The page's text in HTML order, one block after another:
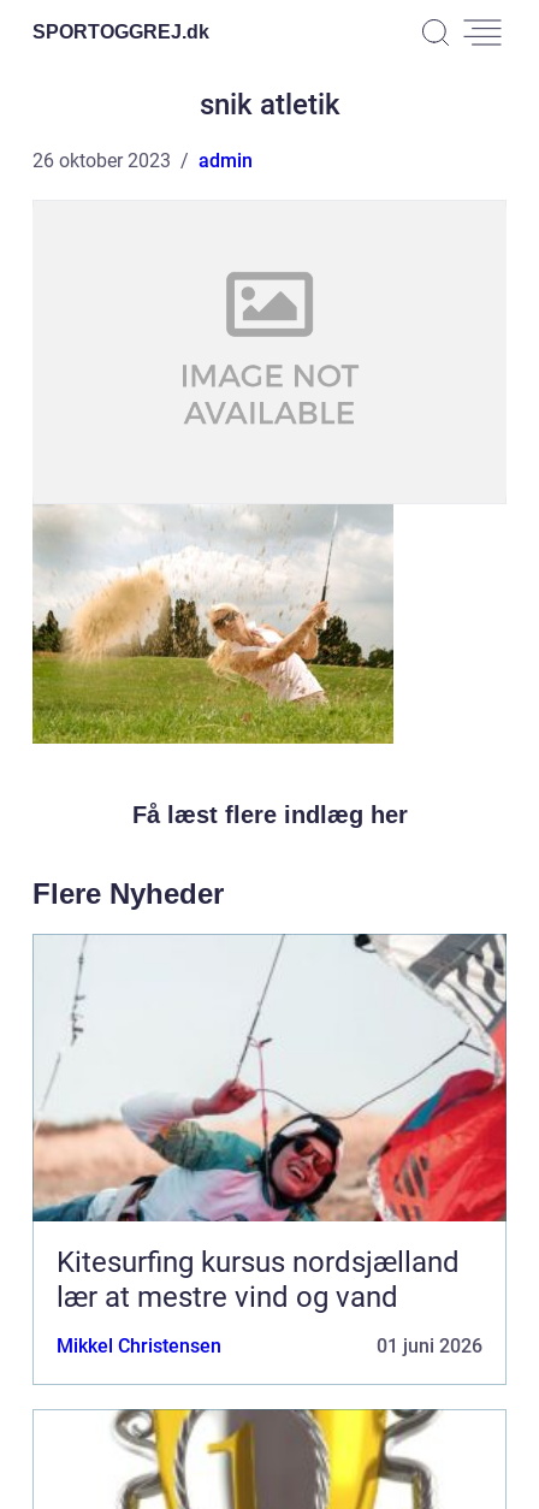
SPORTOGGREJ.dk
snik atletik
26 oktober 2023 admin
Få læst flere indlæg her
Flere Nyheder
Kitesurfing kursus nordsjælland
lær at mestre vind og vand
Mikkel Christensen 01 juni 2026